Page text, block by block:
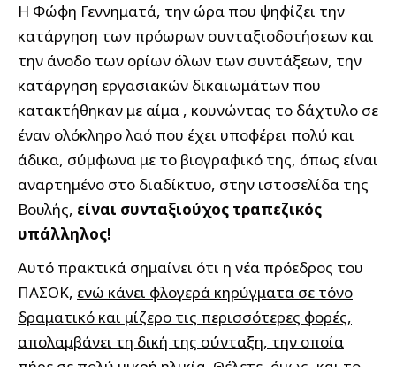
Η Φώφη Γεννηματά, την ώρα που ψηφίζει την
κατάργηση των πρόωρων συνταξιοδοτήσεων και
την άνοδο των ορίων όλων των συντάξεων, την
κατάργηση εργασιακών δικαιωμάτων που
κατακτήθηκαν με αίμα , κουνώντας το δάχτυλο σε
έναν ολόκληρο λαό που έχει υποφέρει πολύ και
άδικα, σύμφωνα με το βιογραφικό της, όπως είναι
αναρτημένο στο διαδίκτυο, στην ιστοσελίδα της
Βουλής, είναι συνταξιούχος τραπεζικός
υπάλληλος!
Αυτό πρακτικά σημαίνει ότι η νέα πρόεδρος του
ΠΑΣΟΚ, ενώ κάνει φλογερά κηρύγματα σε τόνο
δραματικό και μίζερο τις περισσότερες φορές,
απολαμβάνει τη δική της σύνταξη, την οποία